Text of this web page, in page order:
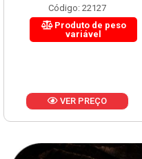
Código: 22127
Produto de peso
variável
VER PREÇO